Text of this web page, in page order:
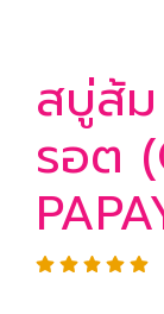
สบู่ส้
รอต